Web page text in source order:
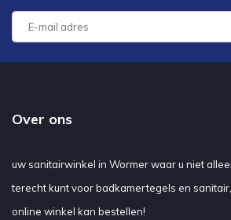
Over ons
uw sanitairwinkel in Wormer waar u niet
terecht kunt voor badkamertegels en
online winkel kan bestellen!